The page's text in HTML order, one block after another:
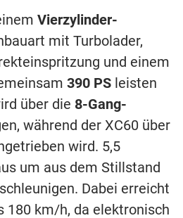
Vierzylinder-
mit Turbolader,
und einem
390 PS leisten
über die 8-Gang-
während der XC60 über
wird. 5,5
um aus dem Stillstand
Dabei erreicht
180 km/h, da elektronisch